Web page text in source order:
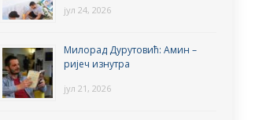
јул 24, 2026
Милорад Дурутовић: Амин –
ријеч изнутра
јул 21, 2026